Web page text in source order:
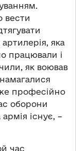
вести
яка
працювали і
як воював
професійно
оборони
існує, –
час